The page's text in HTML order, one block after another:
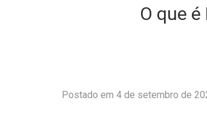
O que
Postado em 4 de setembro de